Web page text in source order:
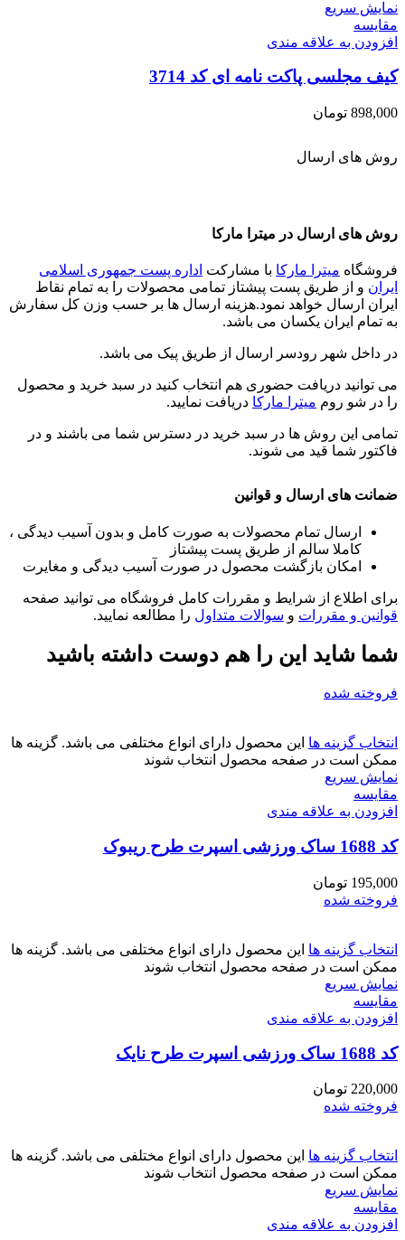
نمایش سریع
مقايسه
افزودن به علاقه مندی
کیف مجلسی پاکت نامه ای کد 3714
898,000 تومان
روش های ارسال
روش های ارسال در میترا مارکا
فروشگاه میترا مارکا با مشارکت اداره پست جمهوری اسلامی
ایران و از طریق پست پیشتاز تمامی محصولات را به تمام نقاط
ایران ارسال خواهد نمود.هزینه ارسال ها بر حسب وزن کل سفارش
به تمام ایران یکسان می باشد.
در داخل شهر رودسر ارسال از طریق پیک می باشد.
می توانید دریافت حضوری هم انتخاب کنید در سبد خرید و محصول
را در شو روم میترا مارکا دریافت نمایید.
تمامی این روش ها در سبد خرید در دسترس شما می باشند و در
فاکتور شما قید می شوند.
ضمانت های ارسال و قوانین
ارسال تمام محصولات به صورت کامل و بدون آسیب دیدگی ،
کاملا سالم از طریق پست پیشتاز
امکان بازگشت محصول در صورت آسیب دیدگی و مغایرت
برای اطلاع از شرایط و مقررات کامل فروشگاه می توانید صفحه
قوانین و مقررات و سوالات متداول را مطالعه نمایید.
شما شاید این را هم دوست داشته باشید
فروخته شده
انتخاب گزینه ها این محصول دارای انواع مختلفی می باشد. گزینه ها
ممکن است در صفحه محصول انتخاب شوند
نمایش سریع
مقايسه
افزودن به علاقه مندی
کد 1688 ساک ورزشی اسپرت طرح ریبوک
195,000 تومان
فروخته شده
انتخاب گزینه ها این محصول دارای انواع مختلفی می باشد. گزینه ها
ممکن است در صفحه محصول انتخاب شوند
نمایش سریع
مقايسه
افزودن به علاقه مندی
کد 1688 ساک ورزشی اسپرت طرح نایک
220,000 تومان
فروخته شده
انتخاب گزینه ها این محصول دارای انواع مختلفی می باشد. گزینه ها
ممکن است در صفحه محصول انتخاب شوند
نمایش سریع
مقايسه
افزودن به علاقه مندی